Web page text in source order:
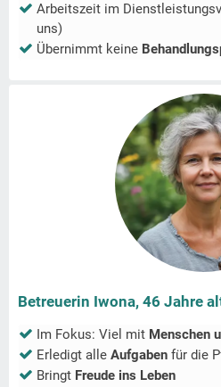
Arbeitszeit im
uns)
Übernimmt keine
Betreuerin Iwona, 46 Jahre
Im Fokus: Viel mit Menschen
Erledigt alle Aufgaben für die
Bringt Freude ins Leben